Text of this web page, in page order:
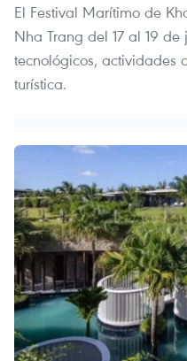
El Festival Marítimo de
Nha Trang del 17 al 19
tecnológicos, actividades
turística.